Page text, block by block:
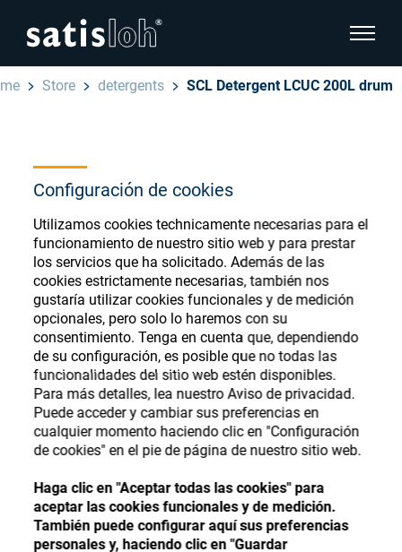
Configuración de cookies
Utilizamos cookies technicamente necesarias para el
funcionamiento de nuestro sitio web y para prestar
los servicios que ha solicitado. Además de las
cookies estrictamente necesarias, también nos
gustaría utilizar cookies funcionales y de medición
opcionales, pero solo lo haremos con su
consentimiento. Tenga en cuenta que, dependiendo
de su configuración, es posible que no todas las
funcionalidades del sitio web estén disponibles.
Para más detalles, lea nuestro Aviso de privacidad.
Puede acceder y cambiar sus preferencias en
cualquier momento haciendo clic en "Configuración
de cookies" en el pie de página de nuestro sitio web.
Haga clic en "Aceptar todas las cookies" para
aceptar las cookies funcionales y de medición.
También puede configurar aquí sus preferencias
personales y, haciendo clic en "Guardar
show
Oftálmica
Óptica de Precisión
Quiénes Somos
Carrera
Recursos
Contacto
Store
hide page navigation
Deutsch
汉语
Français
Store detergents SCL Detergent LCUC 200L drum
Ophthalmic Consumables
Store
Register or Sign-in to access your accounts
and explore our wide range of ophthalmic
consumables
Register Sign-In